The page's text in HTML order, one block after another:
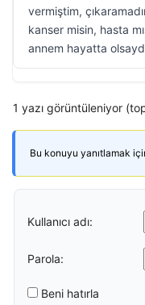
vermiştim,
kanser misin, hasta
annem hayatta
1 yazı görüntüleniyor
Bu konuyu yanıtlamak
Kullanıcı adı:
Parola:
Beni hatırla